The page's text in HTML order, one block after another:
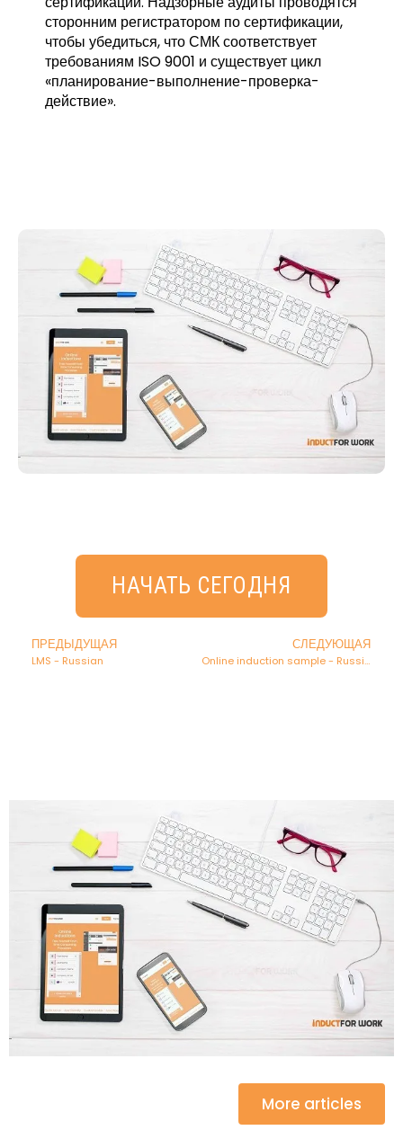
сторонним регистратором по сертификации,
чтобы убедиться, что СМК соответствует
требованиям ISO 9001 и существует цикл
«планирование-выполнение-проверка-
действие».
НАЧАТЬ СЕГОДНЯ
ПРЕДЫДУЩАЯ
LMS - Russian
СЛЕДУЮЩАЯ
Online induction sample - Russian
More articles